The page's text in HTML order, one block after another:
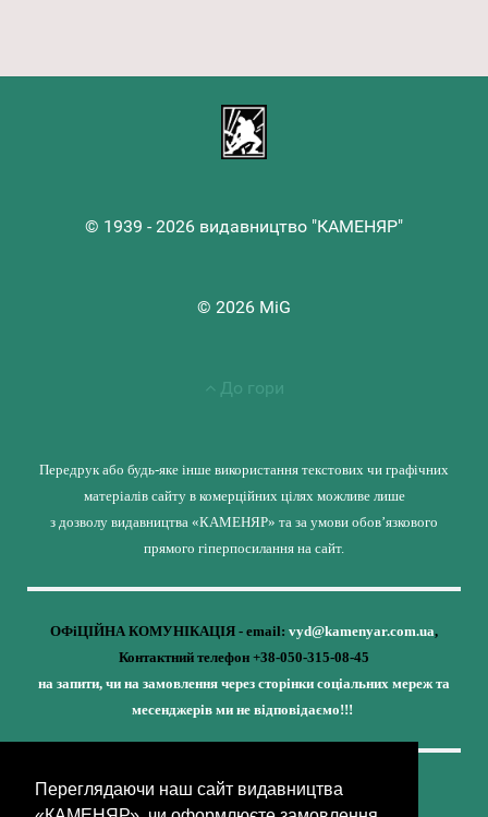
Переглядаючи наш сайт видавництва
© 1939 - 2026 видавництво "КАМЕНЯР"
© 2026 MiG
До гори
Передрук або будь-яке інше використання текстових чи графічних
матеріалів сайту в комерційних цілях можливе лише
з дозволу видавництва «КАМЕНЯР» та за умови обов’язкового
прямого гіперпосилання на сайт.
ОФіЦІЙНА КОМУНІКАЦІЯ - email: vyd@kamenyar.com.ua,
Контактний телефон +38-050-315-08-45
на запити, чи на замовлення через сторінки соціальних мереж та
месенджерів ми не відповідаємо!!!
Кожне наше видання - це внесок у спротив,